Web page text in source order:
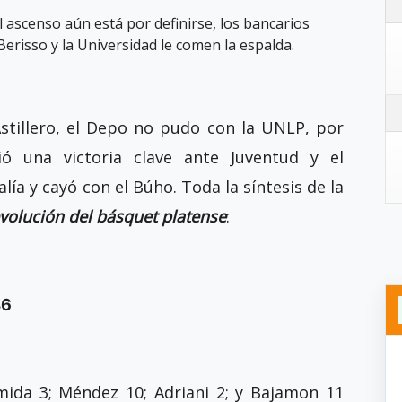
aún está por definirse, los bancarios
y la Universidad le comen la espalda.
el Depo no pudo con la UNLP, por
una victoria clave ante Juventud y el
y cayó con el Búho. Toda la síntesis de la
del básquet platense:
3; Méndez 10; Adriani 2; y Bajamon 11